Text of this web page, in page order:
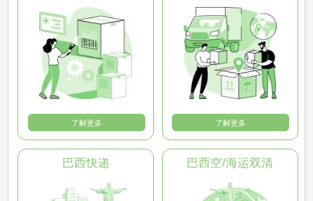
了解更多 了解更多
巴西快递 巴西空/海运双清